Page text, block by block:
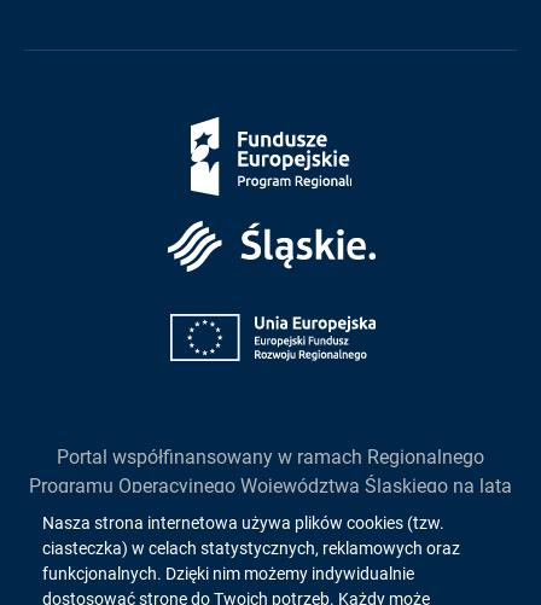
Fundusze
Europejskie
Europejska
Portal współfinansowany w ramach Regionalnego
Programu Operacyjnego Województwa Śląskiego na lata
2014-2020
działanie 2.1. "Wsparcie rozwoju cyfrowych usług
publicznych"
Informacja
o
Nasza strona internetowa używa plików cookies (tzw.
ciasteczka) w celach statystycznych, reklamowych oraz
funkcjonalnych. Dzięki nim możemy indywidualnie
dostosować stronę do Twoich potrzeb. Każdy może